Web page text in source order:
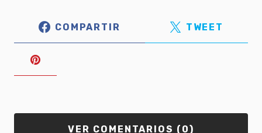
COMPARTIR TWEET
VER COMENTARIOS (0)